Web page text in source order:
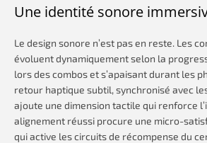
Une identité sonore
Le design sonore n’est pas en reste. Les
évoluent dynamiquement selon la
lors des combos et s’apaisant durant les
retour haptique subtil, synchronisé avec
ajoute une dimension tactile qui renforce
alignement réussi procure une micro-
qui active les circuits de récompense du